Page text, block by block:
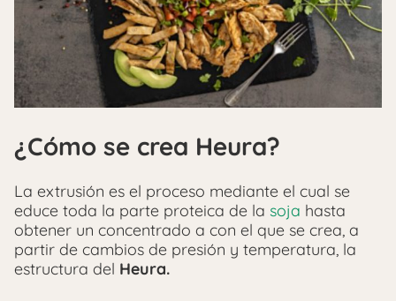
¿Cómo se crea Heura?
La extrusión es el proceso mediante el cual se
educe toda la parte proteica de la soja hasta
obtener un concentrado a con el que se crea, a
partir de cambios de presión y temperatura, la
estructura del Heura.